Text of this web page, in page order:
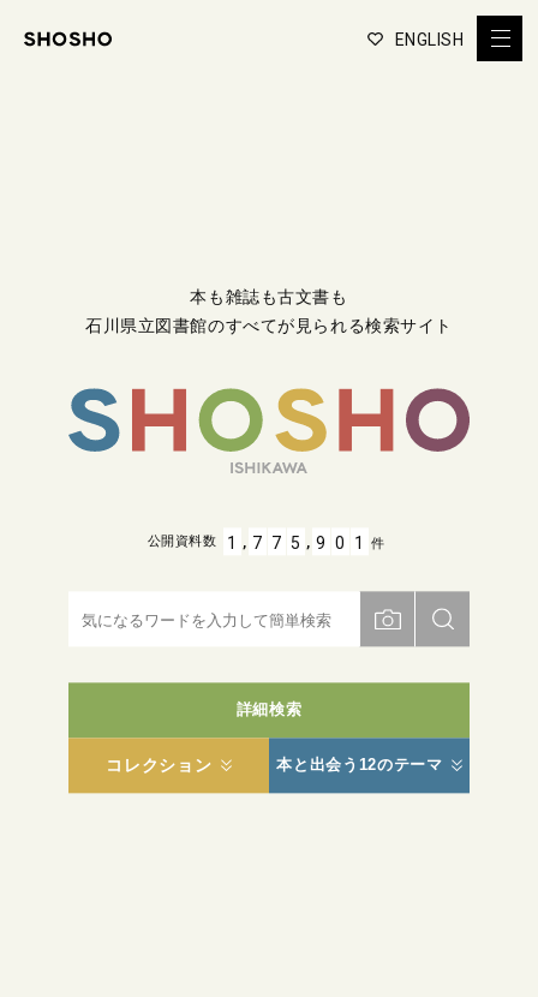
ENGLISH
本も雑誌も古文書も
石川県立図書館のすべてが見られる検索サイト
詳細検索
コレクション 本と出会う12のテーマ
公開資料数 1 , 7 7 5 , 9 0 1 件